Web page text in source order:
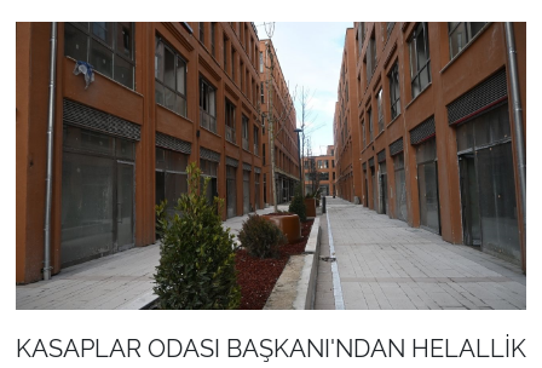
KASAPLAR ODASI BAŞKANI'NDAN HELALLİK